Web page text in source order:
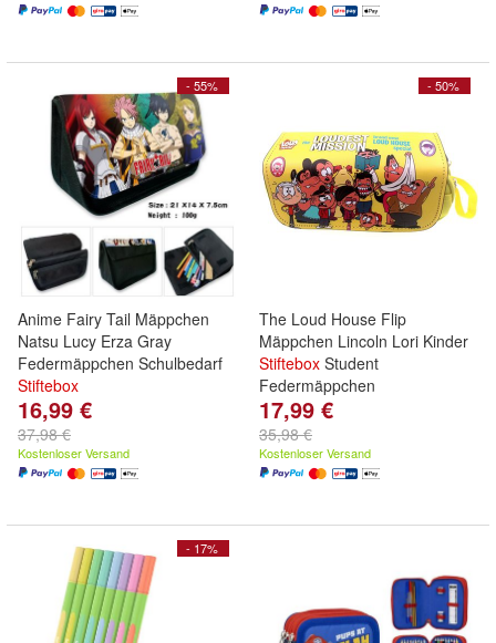
- 55%
Anime Fairy Tail Mäppchen
Natsu Lucy Erza Gray
Federmäppchen Schulbedarf
Stiftebox
16,99 €
37,98 €
Kostenloser Versand
- 50%
The Loud House Flip
Mäppchen Lincoln Lori Kinder
Stiftebox Student
Federmäppchen
17,99 €
35,98 €
Kostenloser Versand
- 17%